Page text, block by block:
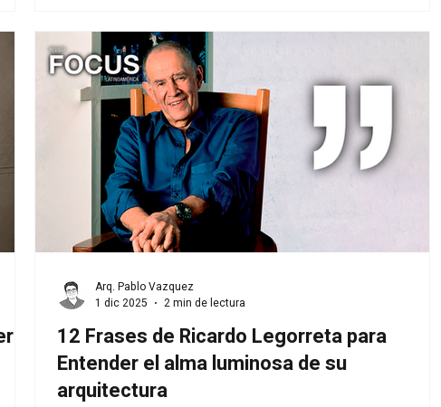
12 Frases de Ricardo Legorreta para
Entender el alma luminosa de su
arquitectura
Arq. Pablo Vazquez
1 dic 2025
2 min de lectura